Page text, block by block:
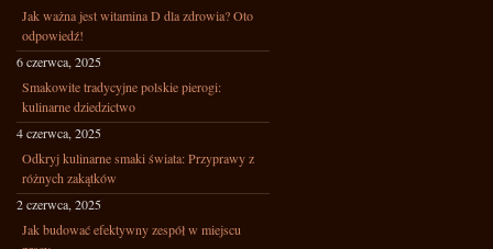
Jak ważna jest witamina D dla zdrowia? Oto
odpowiedź!
6 czerwca, 2025
Smakowite tradycyjne polskie pierogi:
kulinarne dziedzictwo
4 czerwca, 2025
Odkryj kulinarne smaki świata: Przyprawy z
różnych zakątków
2 czerwca, 2025
Jak budować efektywny zespół w miejscu